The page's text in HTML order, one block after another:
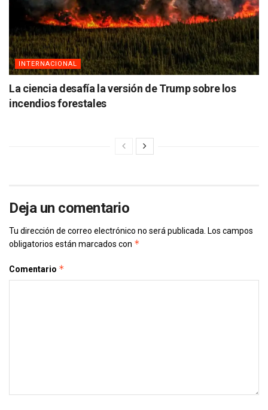
INTERNACIONAL
La ciencia desafía la versión de Trump sobre los
incendios forestales
Deja un comentario
Tu dirección de correo electrónico no será publicada. Los campos
obligatorios están marcados con *
Comentario *